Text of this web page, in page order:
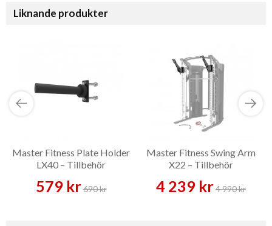
Liknande produkter
Master Fitness Plate Holder
LX40 – Tillbehör
579 kr690 kr
Master Fitness Swing Arm
X22 – Tillbehör
4 239 kr4 990 kr